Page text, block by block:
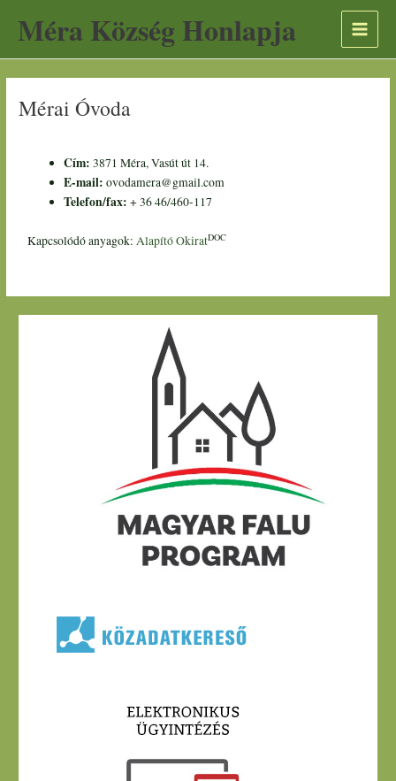
Méra Község Honlapja
Mérai Óvoda
Cím: 3871 Méra, Vasút út 14.
E-mail: ovodamera@gmail.com
Telefon/fax: + 36 46/460-117
Kapcsolódó anyagok:Alapító OkiratDOC
c
h
í
to